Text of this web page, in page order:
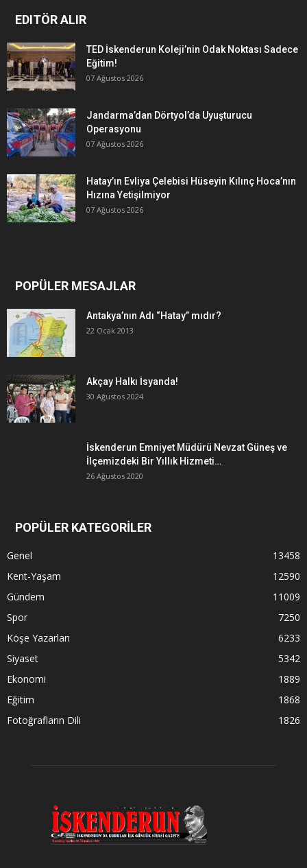
EDITÖR ALIR
TED İskenderun Koleji’nin Odak Noktası Sadece
Eğitim!
07 Ağustos 2026
Jandarma’dan Dörtyol’da Uyuşturucu
Operasyonu
07 Ağustos 2026
Hatay’ın Evliya Çelebisi Hüseyin Kılınç Hoca’nın
Hızına Yetişilmiyor
07 Ağustos 2026
POPÜLER MESAJLAR
Antakya’nın Adı “Hatay” mıdır?
22 Ocak 2013
Akçay Halkı İsyanda!
30 Ağustos 2024
İskenderun Emniyet Müdürü Nevzat Güneş ve
İlçemizdeki Bir Yıllık Hizmeti…
26 Ağustos 2020
POPÜLER KATEGORİLER
Genel
13458
Kent-Yaşam
12590
Gündem
11009
Spor
7250
Köşe Yazarları
6233
Siyaset
5342
Ekonomi
1889
Eğitim
1868
Fotoğrafların Dili
1826